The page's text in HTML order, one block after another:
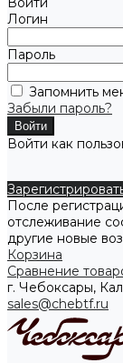
Логин
Пароль
Запомнить
Забыли пароль?
Войти как
После
отслеживание
другие новые
Корзина
Сравнение
г. Чебоксары,
sales@chebtf.ru